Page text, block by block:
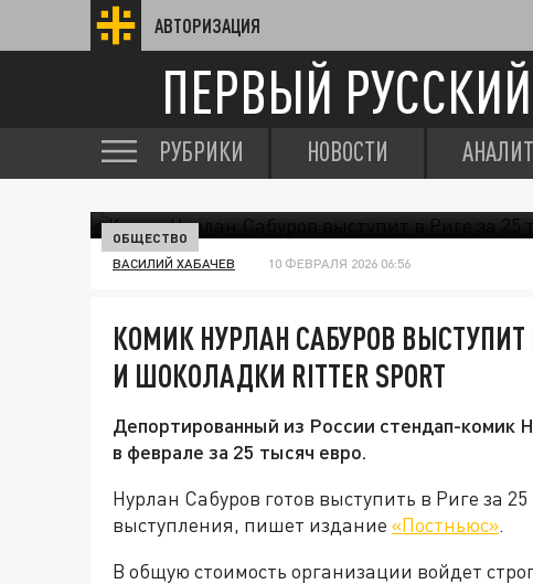
АВТОРИЗАЦИЯ
ПЕРВЫЙ РУССКИЙ
РУБРИКИ НОВОСТИ
ОБЩЕСТВО
ВАСИЛИЙ ХАБАЧЕВ 10 ФЕВРАЛЯ 2026 06:56
КОМИК НУРЛАН САБУРОВ ВЫСТУПИТ
И ШОКОЛАДКИ RITTER SPORT
Депортированный из России стендап-комик
в феврале за 25 тысяч евро.
Нурлан Сабуров готов выступить в Риге за
выступления, пишет издание «Постньюс».
В общую стоимость организации войдет